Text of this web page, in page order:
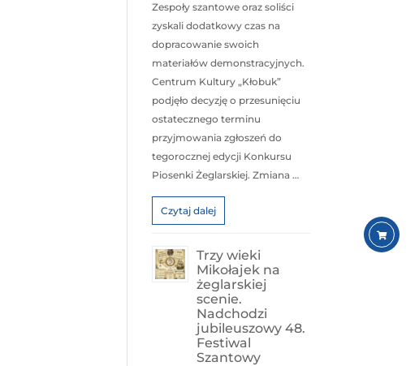
Zespoły szantowe oraz soliści
zyskali dodatkowy czas na
dopracowanie swoich
materiałów demonstracyjnych.
Centrum Kultury „Kłobuk”
podjęło decyzję o przesunięciu
ostatecznego terminu
przyjmowania zgłoszeń do
tegorocznej edycji Konkursu
Piosenki Żeglarskiej. Zmiana …
Czytaj dalej
Trzy wieki
Mikołajek na
żeglarskiej
scenie.
Nadchodzi
jubileuszowy 48.
Festiwal
Szantowy